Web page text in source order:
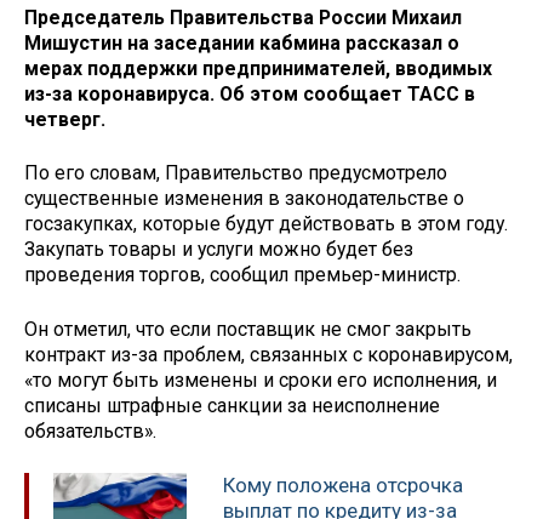
Председатель Правительства России Михаил
Мишустин на заседании кабмина рассказал о
мерах поддержки предпринимателей, вводимых
из-за коронавируса. Об этом сообщает ТАСС в
четверг.
По его словам, Правительство предусмотрело
существенные изменения в законодательстве о
госзакупках, которые будут действовать в этом году.
Закупать товары и услуги можно будет без
проведения торгов, сообщил премьер-министр.
Он отметил, что если поставщик не смог закрыть
контракт из-за проблем, связанных с коронавирусом,
«то могут быть изменены и сроки его исполнения, и
списаны штрафные санкции за неисполнение
обязательств».
Кому положена отсрочка
выплат по кредиту из-за